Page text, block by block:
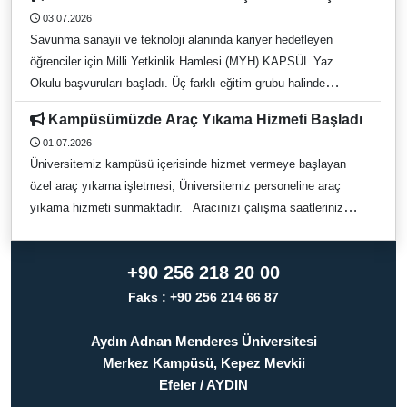
metnine ulaşmak için tıklayınız. Başvuru için tıklayınız.
başvurularını güncel başvuru şablonuna uygun şekilde yeniden
düzenleyerek göndermeleri gerekmektedir. Süreç kapsamında
üniversitemiz adına tek bir kurumsal başvuru yapılacaktır. Bu
nedenle tüm proje ve etkinlik önerileri, Rektörlüğümüz
koordinasyonunda değerlendirilerek Yükseköğretim Kurulu'na
süresi içerisinde iletilmesi, değerlendirme sürecinin sağlıklı bir
şekilde yürütülebilmesi açısından önem arz etmektedir.
03.07.2026
Savunma sanayii ve teknoloji alanında kariyer hedefleyen
öğrenciler için Milli Yetkinlik Hamlesi (MYH) KAPSÜL Yaz
Okulu başvuruları başladı. Üç farklı eğitim grubu halinde
gerçekleştirilecek yaz okulunda, alanında uzman eğitmenler
tarafından savunma sanayii ve teknoloji ekosistemine yönelik
kapsamlı eğitimler verilecektir. Eğitim Tarihleri: 📅 27–31
Temmuz 2026 📅 3–7 Ağustos 2026 📅 17–21 Ağustos 2026
Başvurularınızı aşağıdaki bağlantı üzerinden
gerçekleştirebilirsiniz: 🔗
Savunma sanayii alanında bilgi ve yetkinliklerini geliştirmek
isteyen tüm öğrencilerimizi başvuru yapmaya davet ediyoruz.
Kampüsümüzde Araç Yıkama Hizmeti Başladı
01.07.2026
Üniversitemiz kampüsü içerisinde hizmet vermeye başlayan
özel araç yıkama işletmesi, Üniversitemiz personeline araç
yıkama hizmeti sunmaktadır. Aracınızı çalışma saatleriniz
ile doğrudan iletişime geçebilirsiniz. İletişim No: 0 549 590 09
+90 256 218 20 00
Faks : +90 256 214 66 87
Aydın Adnan Menderes Üniversitesi
Merkez Kampüsü, Kepez Mevkii
Efeler / AYDIN